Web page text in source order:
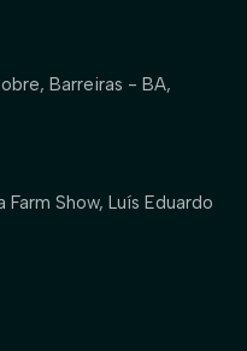
Barreiras - BA,
Show, Luís Eduardo